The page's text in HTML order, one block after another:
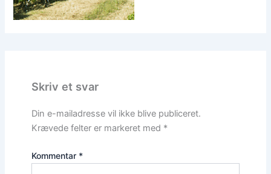
Skriv et svar
Din e-mailadresse vil ikke blive publiceret.
Krævede felter er markeret med *
Kommentar *